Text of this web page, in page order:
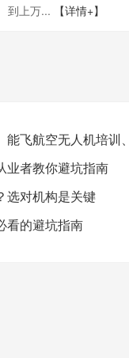
到上万...
【详情+】
业者教你避坑指南
选对机构是关键
看的避坑指南